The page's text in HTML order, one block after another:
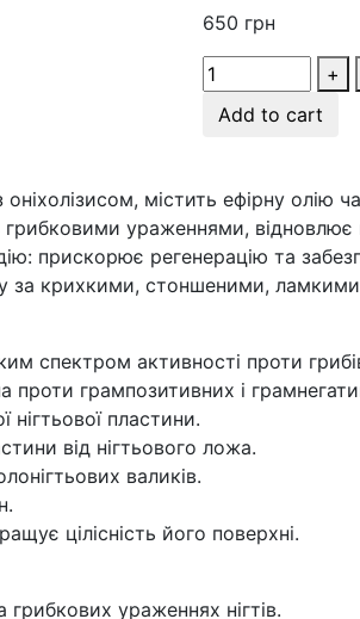
650 грн
+
Add to cart
містить ефірну
ураженнями, відновлює
прискорює регенерацію та
за крихкими, стоншеними,
спектром активності проти
проти грампозитивних і
пластини.
від нігтьового ложа.
валиків.
цілісність його поверхні.
грибкових ураженнях нігтів.